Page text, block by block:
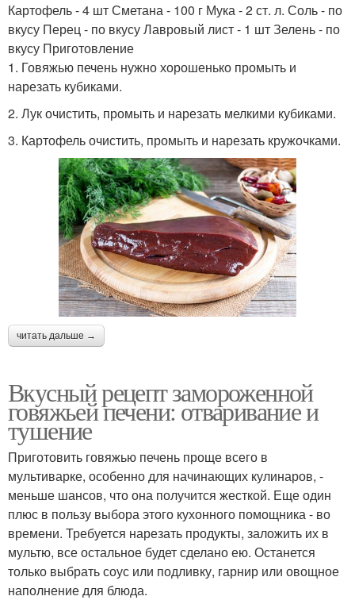
Картофель - 4 шт Сметана - 100 г Мука - 2 ст. л. Соль - по
вкусу Перец - по вкусу Лавровый лист - 1 шт Зелень - по
вкусу Приготовление
1. Говяжью печень нужно хорошенько промыть и
нарезать кубиками.
2. Лук очистить, промыть и нарезать мелкими кубиками.
3. Картофель очистить, промыть и нарезать кружочками.
читать дальше →
Вкусный рецепт замороженной
говяжьей печени: отваривание и
тушение
Приготовить говяжью печень проще всего в
мультиварке, особенно для начинающих кулинаров, -
меньше шансов, что она получится жесткой. Еще один
плюс в пользу выбора этого кухонного помощника - во
времени. Требуется нарезать продукты, заложить их в
мультю, все остальное будет сделано ею. Останется
только выбрать соус или подливку, гарнир или овощное
наполнение для блюда.